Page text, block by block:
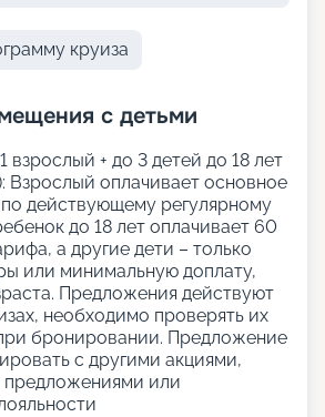
круиза
с детьми
взрослый + до 3 детей до 18 лет
Взрослый оплачивает основное
действующему регулярному
до 18 лет оплачивает 60
а другие дети – только
или минимальную доплату,
Предложения действуют
необходимо проверять их
бронировании. Предложение
с другими акциями,
или